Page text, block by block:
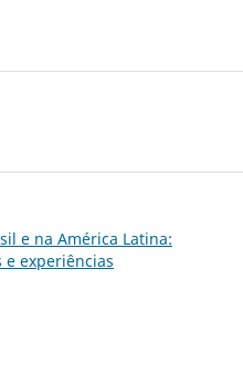
e na América Latina:
experiências